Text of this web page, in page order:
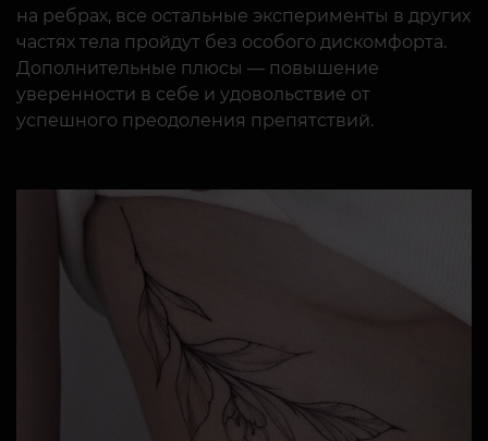
на ребрах, все остальные эксперименты в других
частях тела пройдут без особого дискомфорта.
Дополнительные плюсы — повышение
уверенности в себе и удовольствие от
успешного преодоления препятствий.